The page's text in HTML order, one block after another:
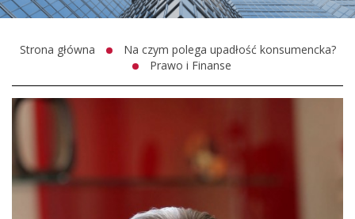
Strona główna
Na czym polega upadłość konsumencka?
Prawo i Finanse